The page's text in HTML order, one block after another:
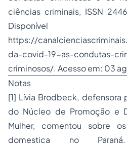
ciências criminais, ISSN
https://
da-covid-19-as-condutas-
criminosos/. Acesso em: 03
Notas
[1] Lívia Brodbeck,
do Núcleo de Promoção e
Mulher, comentou sobre
domestica no